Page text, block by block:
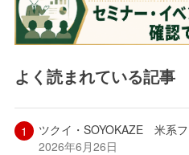
よく読まれている記事
ツクイ・SOYOKAZE 米系
2026年6月26日